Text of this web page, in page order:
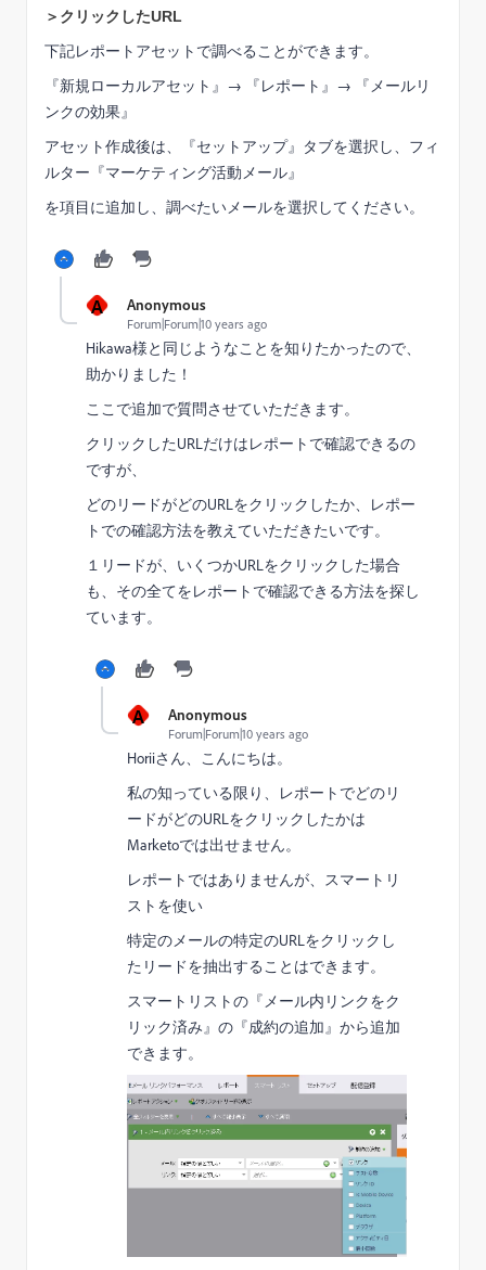
＞クリックしたURL
下記レポートアセットで調べることができます。
『新規ローカルアセット』→ 『レポート』→ 『メールリ
ンクの効果』
アセット作成後は、『セットアップ』タブを選択し、フィ
ルター『マーケティング活動メール』
を項目に追加し、調べたいメールを選択してください。
A Anonymous
Forum|Forum|10 years ago
Hikawa様と同じようなことを知りたかったので、
助かりました！
ここで追加で質問させていただきます。
クリックしたURLだけはレポートで確認できるの
ですが、
どのリードがどのURLをクリックしたか、レポー
トでの確認方法を教えていただきたいです。
１リードが、いくつかURLをクリックした場合
も、その全てをレポートで確認できる方法を探し
ています。
A Anonymous
Forum|Forum|10 years ago
Horiiさん、こんにちは。
私の知っている限り、レポートでどのリ
ードがどのURLをクリックしたかは
Marketoでは出せません。
レポートではありませんが、スマートリ
ストを使い
特定のメールの特定のURLをクリックし
たリードを抽出することはできます。
スマートリストの『メール内リンクをク
リック済み』の『成約の追加』から追加
できます。